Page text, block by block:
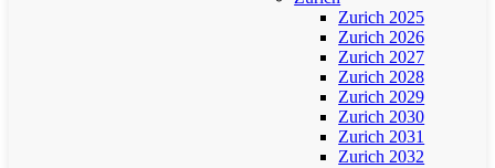
Zurich 2025
Zurich 2026
Zurich 2027
Zurich 2028
Zurich 2029
Zurich 2030
Zurich 2031
Zurich 2032